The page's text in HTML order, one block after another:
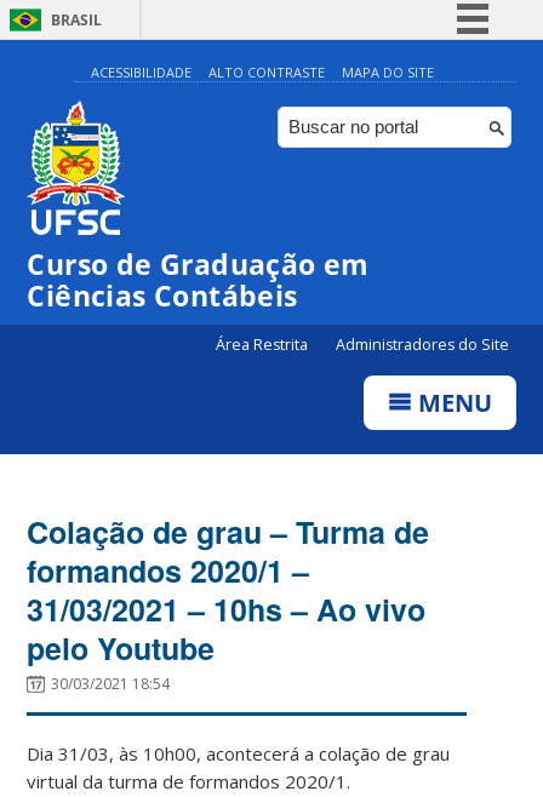
BRASIL
Simplifique!
Comunica BR
Participe
Canais
ACESSIBILIDADE ALTO CONTRASTE MAPA DO SITE
Curso de Graduação em
Ciências Contábeis
Área Restrita Administradores do Site
MENU
Colação de grau – Turma de
formandos 2020/1 –
31/03/2021 – 10hs – Ao vivo
pelo Youtube
30/03/2021 18:54
Dia 31/03, às 10h00, acontecerá a colação de grau
virtual da turma de formandos 2020/1.